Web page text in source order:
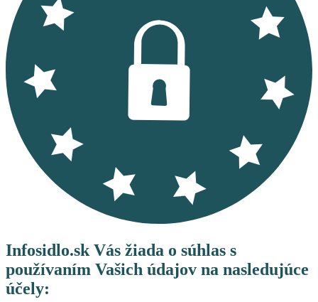
Infosidlo.sk Vás žiada o súhlas s
používaním Vašich údajov na nasledujúce
účely: